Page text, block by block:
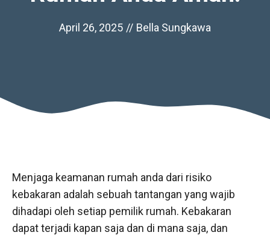
April 26, 2025 // Bella Sungkawa
Menjaga keamanan rumah anda dari risiko
kebakaran adalah sebuah tantangan yang wajib
dihadapi oleh setiap pemilik rumah. Kebakaran
dapat terjadi kapan saja dan di mana saja, dan